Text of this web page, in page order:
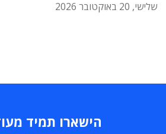
שלישי, 20 באוקטובר 2026
הישארו תמיד